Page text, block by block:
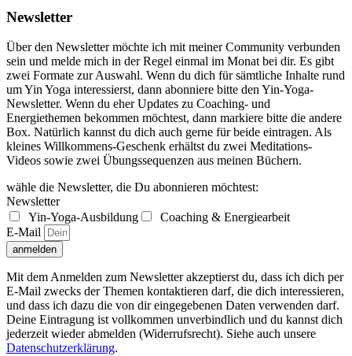
Newsletter
Über den Newsletter möchte ich mit meiner Community verbunden
sein und melde mich in der Regel einmal im Monat bei dir. Es gibt
zwei Formate zur Auswahl. Wenn du dich für sämtliche Inhalte rund
um Yin Yoga interessierst, dann abonniere bitte den Yin-Yoga-
Newsletter. Wenn du eher Updates zu Coaching- und
Energiethemen bekommen möchtest, dann markiere bitte die andere
Box. Natürlich kannst du dich auch gerne für beide eintragen. Als
kleines Willkommens-Geschenk erhältst du zwei Meditations-
Videos sowie zwei Übungssequenzen aus meinen Büchern.
wähle die Newsletter, die Du abonnieren möchtest:
Newsletter
Yin-Yoga-Ausbildung
Coaching & Energiearbeit
E-Mail
anmelden
Mit dem Anmelden zum Newsletter akzeptierst du, dass ich dich per
E-Mail zwecks der Themen kontaktieren darf, die dich interessieren,
und dass ich dazu die von dir eingegebenen Daten verwenden darf.
Deine Eintragung ist vollkommen unverbindlich und du kannst dich
jederzeit wieder abmelden (Widerrufsrecht). Siehe auch unsere
Datenschutzerklärung.